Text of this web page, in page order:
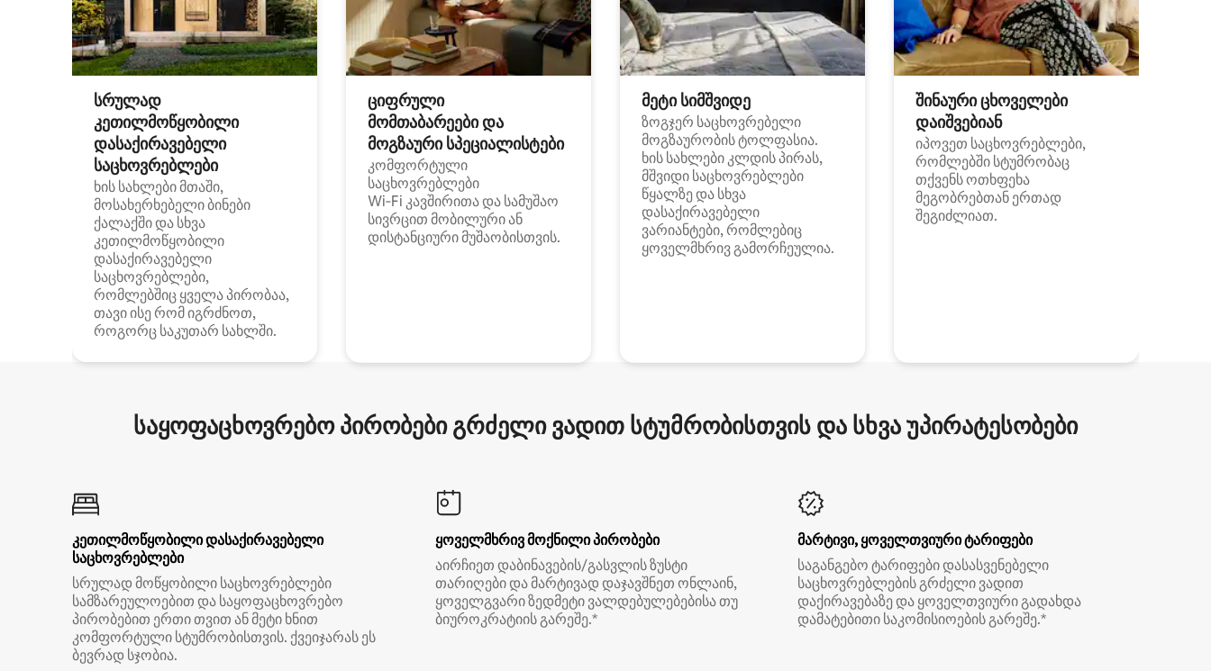
სრულად
კეთილმოწყობილი
დასაქირავებელი
საცხოვრებლები
ხის სახლები მთაში,
მოსახერხებელი ბინები
ქალაქში და სხვა
კეთილმოწყობილი
დასაქირავებელი
საცხოვრებლები,
რომლებშიც ყველა პირობაა,
თავი ისე რომ იგრძნოთ,
როგორც საკუთარ სახლში.
ციფრული
მომთაბარეები და
მოგზაური სპეციალისტები
კომფორტული
საცხოვრებლები
Wi‑Fi კავშირითა და სამუშაო
სივრცით მობილური ან
დისტანციური მუშაობისთვის.
მეტი სიმშვიდე
ზოგჯერ საცხოვრებელი
მოგზაურობის ტოლფასია.
ხის სახლები კლდის პირას,
მშვიდი საცხოვრებლები
წყალზე და სხვა
დასაქირავებელი
ვარიანტები, რომლებიც
ყოველმხრივ გამორჩეულია.
შინაური ცხოველები
დაიშვებიან
იპოვეთ საცხოვრებლები,
რომლებში სტუმრობაც
თქვენს ოთხფეხა
მეგობრებთან ერთად
შეგიძლიათ.
საყოფაცხოვრებო პირობები გრძელი ვადით სტუმრობისთვის და სხვა უპირატესობები
კეთილმოწყობილი დასაქირავებელი
საცხოვრებლები
სრულად მოწყობილი საცხოვრებლები
სამზარეულოებით და საყოფაცხოვრებო
პირობებით ერთი თვით ან მეტი ხნით
კომფორტული სტუმრობისთვის. ქვეიჯარას ეს
ბევრად სჯობია.
ყოველმხრივ მოქნილი პირობები
აირჩიეთ დაბინავების/გასვლის ზუსტი
თარიღები და მარტივად დაჯავშნეთ ონლაინ,
ყოველგვარი ზედმეტი ვალდებულებებისა თუ
ბიუროკრატიის გარეშე.*
მარტივი, ყოველთვიური ტარიფები
საგანგებო ტარიფები დასასვენებელი
საცხოვრებლების გრძელი ვადით
დაქირავებაზე და ყოველთვიური გადახდა
დამატებითი საკომისიოების გარეშე.*